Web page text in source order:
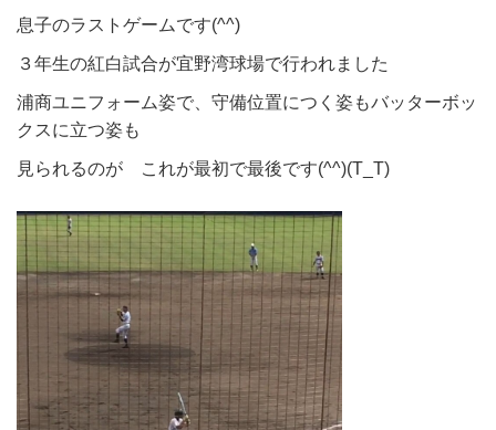
息子のラストゲームです(^^)
３年生の紅白試合が宜野湾球場で行われました
浦商ユニフォーム姿で、守備位置につく姿もバッターボッ
クスに立つ姿も
見られるのが これが最初で最後です(^^)(T_T)